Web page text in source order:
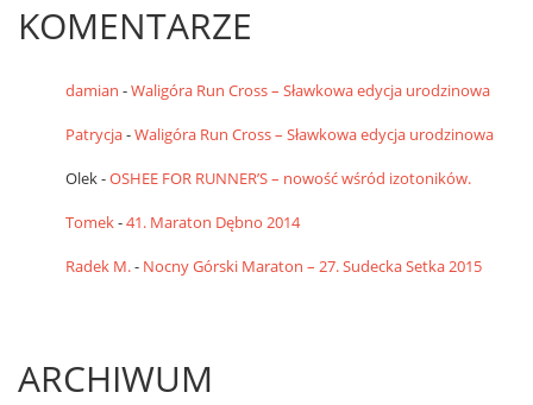
KOMENTARZE
damian -Waligóra Run Cross – Sławkowa edycja urodzinowa
Patrycja-Waligóra Run Cross – Sławkowa edycja urodzinowa
Olek-OSHEE FOR RUNNER’S – nowość wśród izotoników.
Tomek-41. Maraton Dębno 2014
Radek M.- Nocny Górski Maraton – 27. Sudecka Setka 2015
ARCHIWUM